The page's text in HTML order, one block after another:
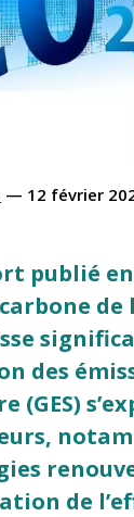
— 12 février
publié
de
des
(GES)
de